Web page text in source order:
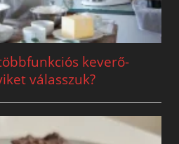
keverő-
válasszuk?